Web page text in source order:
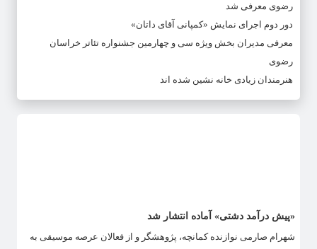
رضوی معرفی شد
دور دوم اجرای نمایش «کمپانی آقای داتان»
معرفی مدیران بخش ویژه سی و چهارمین جشنواره تئاتر خراسان
رضوی
هنرمندان زیادی خانه نشین شده اند
«پیش درآمد دشتی» آماده انتشار شد
شهرام صارمی نوازنده کمانچه، پژوهشگر و از فعالان عرصه موسیقی به